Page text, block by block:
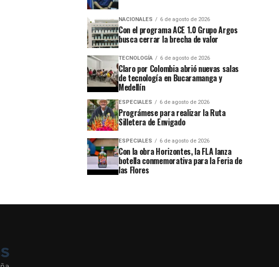
NACIONALES 6 de agosto de 2026
Con el programa ACE 1.0 Grupo Argos
busca cerrar la brecha de valor
TECNOLOGÍA 6 de agosto de 2026
Claro por Colombia abrió nuevas salas
de tecnología en Bucaramanga y
Medellín
ESPECIALES 6 de agosto de 2026
Prográmese para realizar la Ruta
Silletera de Envigado
ESPECIALES 6 de agosto de 2026
Con la obra Horizontes, la FLA lanza
botella conmemorativa para la Feria de
las Flores